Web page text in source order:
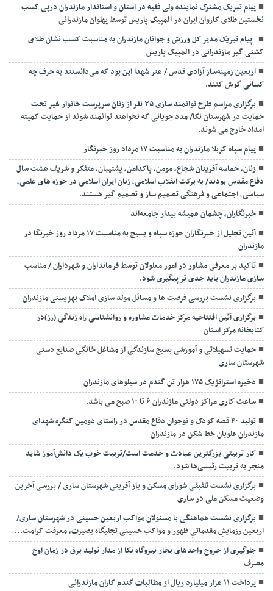
پیام تبریک مشترک نماینده ولی فقیه در استان و استاندار مازندران درپی کسب
نخستین طلای کاروان ایران در المپیک پاریس توسط پهلوان مازندرانی
‍ ‍ پیام تبریک مدیر کل ورزش و جوانان مازندران به مناسبت کسب نشان طلای
کشتی گیر مازندرانی در المپیک پاریس
اربعین زمینه‌ساز آزادی قدس / هنر شهدا این بود که می‌دانستند به حرف چه
کسانی گوش کنند.
برگزاری مراسم طرح توانمند سازی ۳۵ نفر از زنان سرپرست خانوار غیر تحت
حمایت در شهرستان نکا/ مدد جویانی که نخواهند توانمند شوند از حمایت کمیته
امداد خارج می شوند.
پیام سپاه کربلا مازندران به مناسبت ۱۷ مرداد روز خبرنگار
زنان، حماسه آفرینان شجاع، مومن، پاکدامن، پشتیبان، متفکر و شریف هشت سال
دفاع مقدس بودند/ به برکت انقلاب اسلامی، زنان ایران اسلامی در حوزه های علمی،
سیاسی، اجتماعی و فرهنگی تصمیم ساز و تصمیم گیر هستند.
خبرنگاران، چشمان همیشه بیدار جامعه‌اند
آئین تجلیل از خبرنگاران حوزه سپاه و بسیج به مناسبت ۱۷ مرداد روز خبرنگا در
مازندران
تاکید بر معرفی مشاور در امور معلولان توسط فرمانداران و شهرداران / مناسب
سازی مازندران باید جدی تر پیگیری شود.
برگزاری نشست بررسی فرصت ها و مسائل مولد سازی املاک بهزیستی مازندران
برگزاری آئین افتتاحیه مرکز خدمات مشاوره و روانشناسی راه زندگی (رز)در
کتابخانه مرکز استان
حمایت تسهیلاتی و آموزشی بسیج سازندگی از مشاغل خانگی صنایع دستی
شهرستان ساری
ذخیره استراتژیک ۱۷۵ هزار تن گندم در سیلوهای مازندران
ساعت کاری مراکز دولتی مازندران ۶ تا ۱۰ صبح می باشد.
تولید ۴۰ قصه کودک و نوجوان دفاع مقدس در راستای دومین کنگره شهدای
مازندران علویان خط شکن در مازندران
کار تربیتی بزرگترین عبادت و خدمت است/تربیت خوب یک دانش‌آموز شاید
منجر به تربیت رئیسی‌ها شود.
برگزاری ‌نشست تلفیقی شورای مسکن و باز آفرینی شهرستان ساری / بررسی آخرین
وضعیت مسکن ملی در ساری
برگزاری نشست هماهنگی با مسئولان مواکب اربعین حسینی در شهرستان ساری/
اربعین رزمایشِ مقدماتیِ ظهور و مواکب حسینی تجلیگاه بصیرت، معرفت کرامت…
جلوگیری از خروج واحدهای بخار نیروگاه نکا از مدار تولید برق در زمان اوج
مصرف
پرداخت ۱۱ هزار میلیارد ریال از مطالبات گندم کاران مازندرانی